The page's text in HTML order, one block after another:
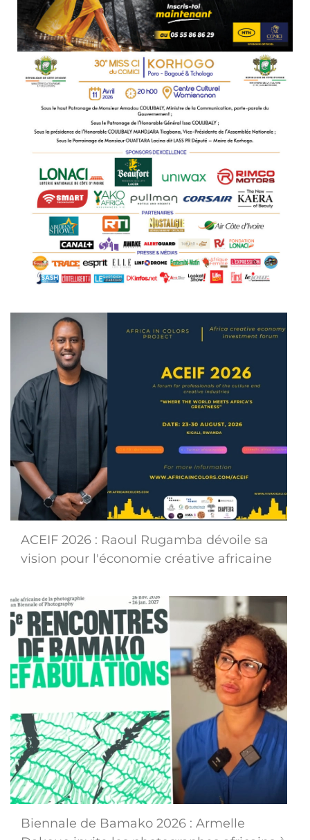
ACEIF 2026 : Raoul Rugamba dévoile sa
vision pour l'économie créative africaine
Biennale de Bamako 2026 : Armelle